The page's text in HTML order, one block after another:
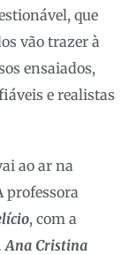
que
vão trazer à
ensaiados,
e realistas
ao ar na
professora
, com a
Ana Cristina